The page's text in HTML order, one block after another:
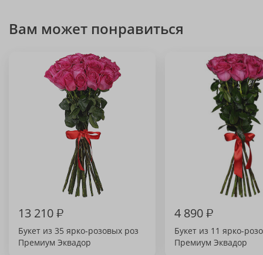
Вам может понравиться
13 210₽
Букет из 35 ярко-розовых роз
Премиум Эквадор
4 890₽
Букет из 11 ярко-
Премиум Эквадор